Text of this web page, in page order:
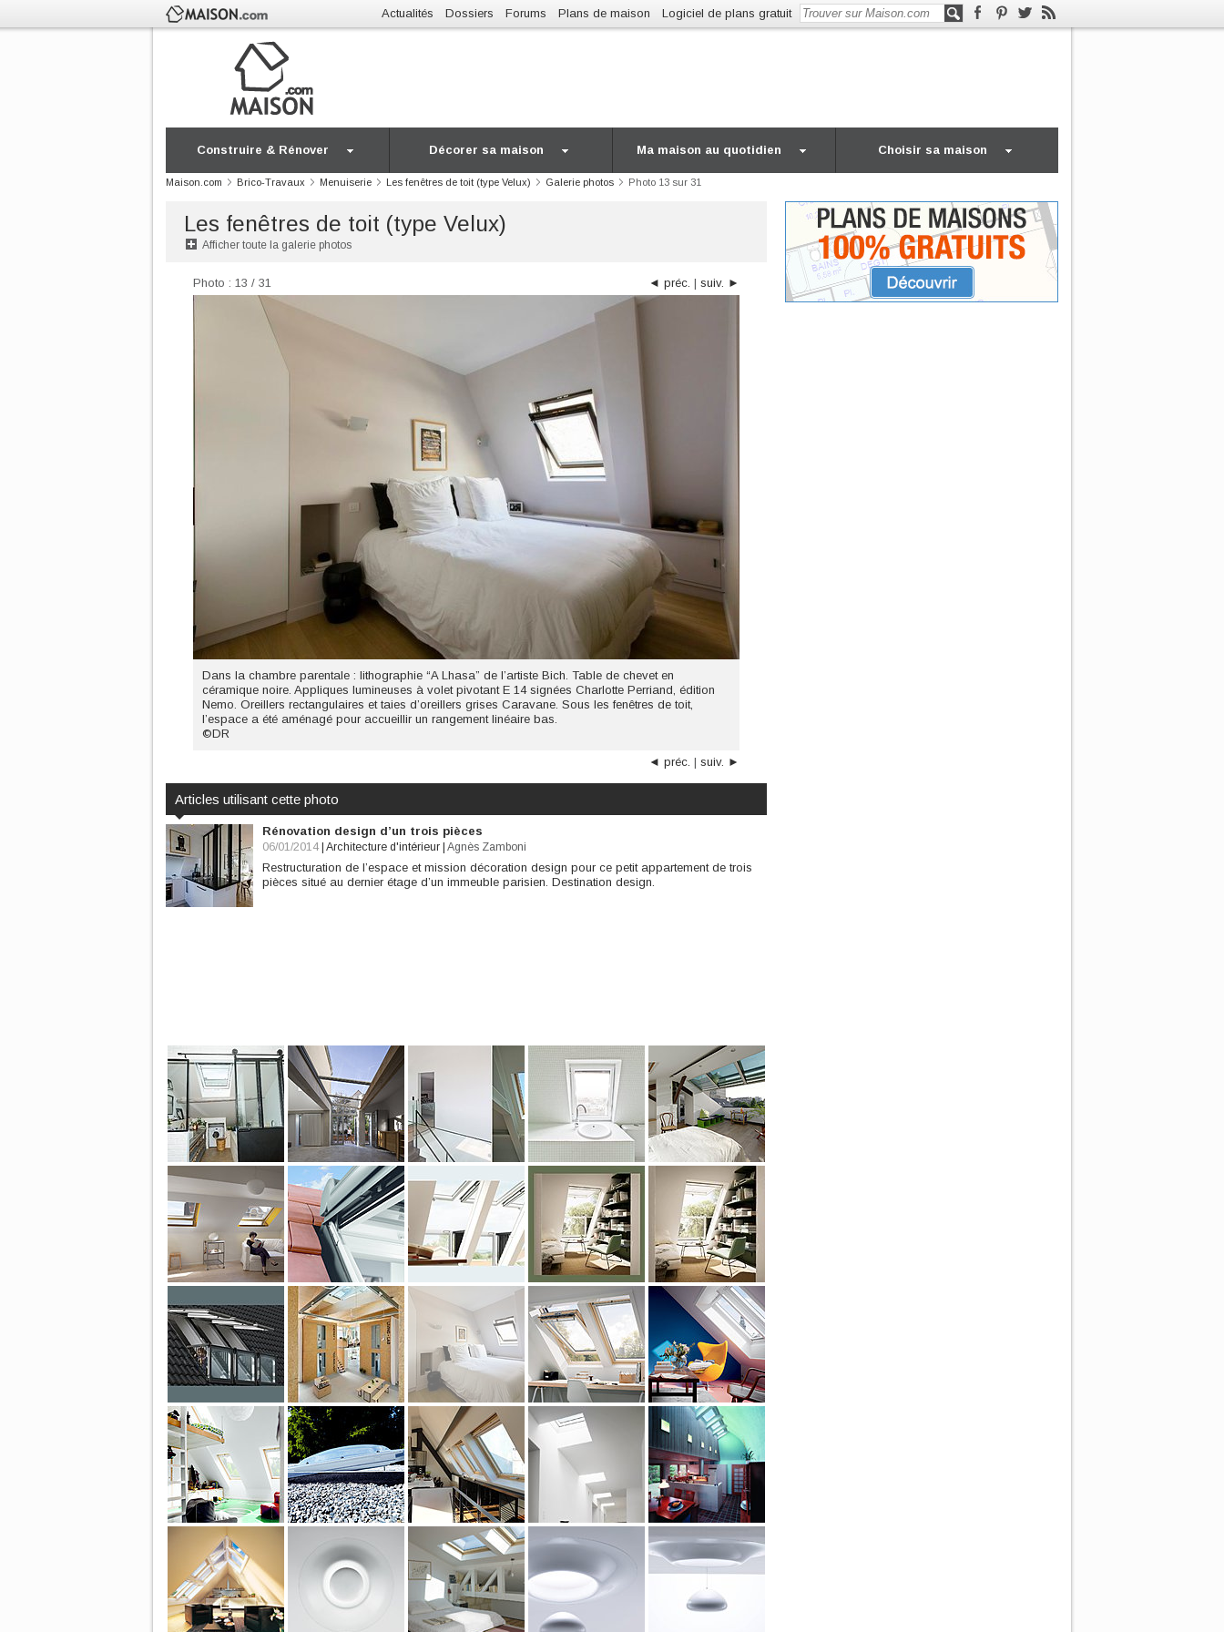
Actualités Dossiers Forums Plans de maison Logiciel de plans gratuit
Construire & Rénover Décorer sa maison Ma maison au quotidien Choisir sa maison
Maison.com Brico-Travaux Menuiserie Les fenêtres de toit (type Velux) Galerie photos Photo 13 sur 31
Les fenêtres de toit (type Velux)
Afficher toute la galerie photos
◄ préc. | suiv. ►
Photo : 13 / 31
Dans la chambre parentale : lithographie “A Lhasa” de l’artiste Bich. Table de chevet en
céramique noire. Appliques lumineuses à volet pivotant E 14 signées Charlotte Perriand, édition
Nemo. Oreillers rectangulaires et taies d’oreillers grises Caravane. Sous les fenêtres de toit,
l’espace a été aménagé pour accueillir un rangement linéaire bas.
©DR
◄ préc. | suiv. ►
Articles utilisant cette photo
Rénovation design d’un trois pièces
06/01/2014 Architecture d'intérieur Agnès Zamboni
Restructuration de l’espace et mission décoration design pour ce petit appartement de trois
pièces situé au dernier étage d’un immeuble parisien. Destination design.